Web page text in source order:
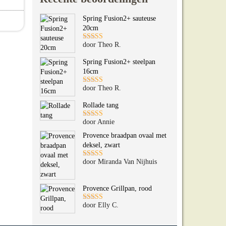
heeft meerdere variaties. Deze optie kan gekozen
Spring Fusion2+ sauteuse
20cm
Gewaardeerd
door Theo R.
Spring Fusion2+ steelpan
16cm
Gewaardeerd
door Theo R.
Rollade tang
Gewaardeerd
5uit 5
door Annie
Provence braadpan ovaal met
deksel, zwart
Gewaardeerd
door Miranda Van Nijhuis
Provence Grillpan, rood
Gewaardeerd
door Elly C.